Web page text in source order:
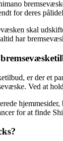
for deres
skal
har
er der et
Ved at
for at finde